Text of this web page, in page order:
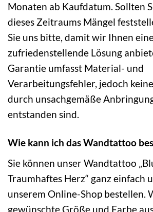
Monaten ab Kaufdatum. Sollten
dieses Zeitraums Mängel
Sie uns bitte, damit wir Ihnen
zufriedenstellende Lösung
Garantie umfasst Material- und
Verarbeitungsfehler, jedoch
durch unsachgemäße
entstanden sind.
Wie kann ich das Wandtattoo
Sie können unser Wandtattoo
Traumhaftes Herz“ ganz einfach
unserem Online-Shop bestellen.
gewünschte Größe und Farbe